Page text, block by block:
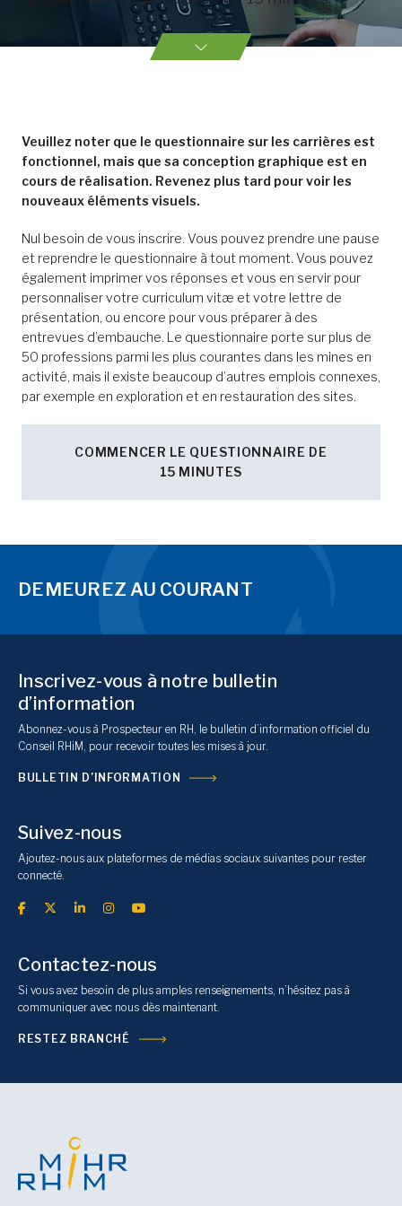
Veuillez noter que le questionnaire sur les carrières est
fonctionnel, mais que sa conception graphique est en
cours de réalisation. Revenez plus tard pour voir les
nouveaux éléments visuels.
Nul besoin de vous inscrire. Vous pouvez prendre une pause
et reprendre le questionnaire à tout moment. Vous pouvez
également imprimer vos réponses et vous en servir pour
personnaliser votre curriculum vitæ et votre lettre de
présentation, ou encore pour vous préparer à des
entrevues d’embauche. Le questionnaire porte sur plus de
50 professions parmi les plus courantes dans les mines en
activité, mais il existe beaucoup d’autres emplois connexes,
par exemple en exploration et en restauration des sites.
COMMENCER LE QUESTIONNAIRE DE
15 MINUTES
DEMEUREZ AU COURANT
Inscrivez-vous à notre bulletin
d’information
Abonnez-vous à Prospecteur en RH, le bulletin d’information officiel du
Conseil RHiM, pour recevoir toutes les mises à jour.
BULLETIN D’INFORMATION
Suivez-nous
Ajoutez-nous aux plateformes de médias sociaux suivantes pour rester
connecté.
Contactez-nous
Si vous avez besoin de plus amples renseignements, n’hésitez pas à
communiquer avec nous dès maintenant.
RESTEZ BRANCHÉ